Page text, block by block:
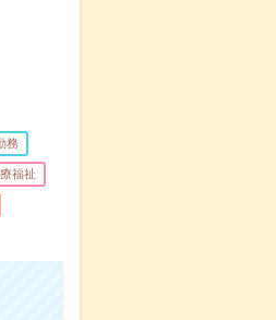
務
福祉